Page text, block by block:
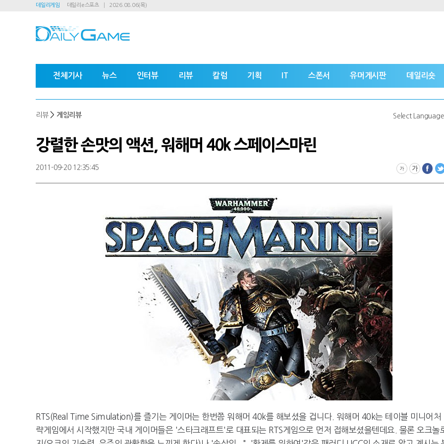
데일리게임 데일리e스포츠 2026.08.06(목)
전체기사 뉴스 인터뷰 리뷰 칼럼 기획 IT 스폰서 유머게시판 데일리숏
리뷰> 게임리뷰 Select Language
강렬한 손맛의 액션, 워해머 40k 스페이스마린
2011-09-20 12:35:45
RTS(Real Time Simulation)를 즐기는 게이머는 한번쯤 워해머 40k를 해보셨을 겁니다. 워해머 40k는 테이블 미니어처
략게임에서 시작했지만 국내 게이머들은 '스타크래프트'로 대표되는 RTS게임으로 먼저 접해보셨을텐데요. 물론 오크놀